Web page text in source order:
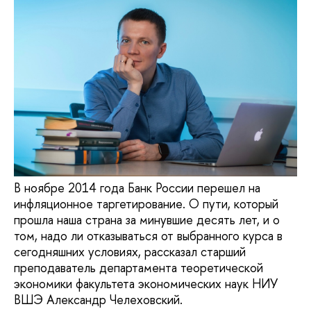
В ноябре 2014 года Банк России перешел на
инфляционное таргетирование. О пути, который
прошла наша страна за минувшие десять лет, и о
том, надо ли отказываться от выбранного курса в
сегодняшних условиях, рассказал старший
преподаватель департамента теоретической
экономики факультета экономических наук НИУ
ВШЭ Александр Челеховский.